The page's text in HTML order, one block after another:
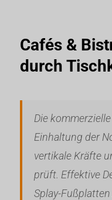
Cafés &
durch
Die
Einhaltung der
vertikale Kräfte
prüft. Effektive
Splay-